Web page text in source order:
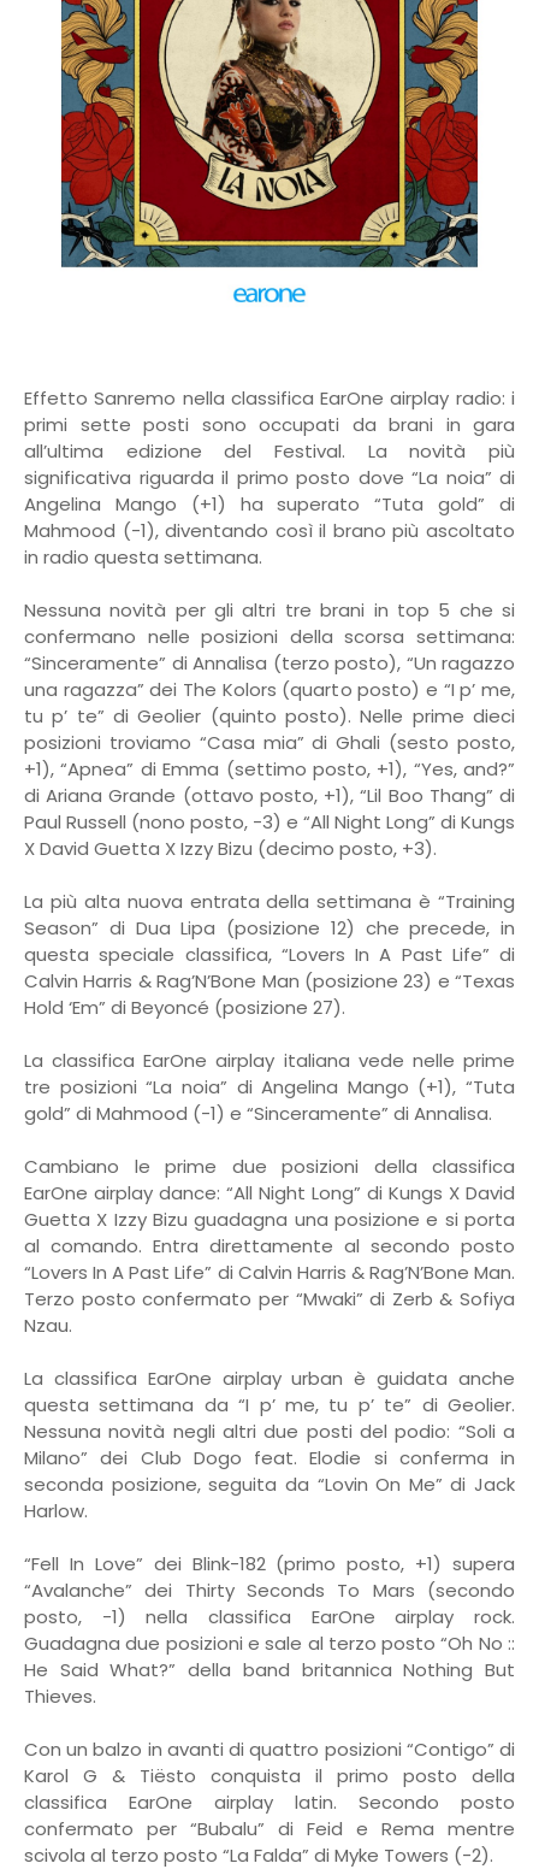
Effetto Sanremo nella classifica EarOne airplay radio: i
primi sette posti sono occupati da brani in gara
all’ultima edizione del Festival. La novità più
significativa riguarda il primo posto dove “La noia” di
Angelina Mango (+1) ha superato “Tuta gold” di
Mahmood (-1), diventando così il brano più ascoltato
in radio questa settimana.
Nessuna novità per gli altri tre brani in top 5 che si
confermano nelle posizioni della scorsa settimana:
“Sinceramente” di Annalisa (terzo posto), “Un ragazzo
una ragazza” dei The Kolors (quarto posto) e “I p’ me,
tu p’ te” di Geolier (quinto posto). Nelle prime dieci
posizioni troviamo “Casa mia” di Ghali (sesto posto,
+1), “Apnea” di Emma (settimo posto, +1), “Yes, and?”
di Ariana Grande (ottavo posto, +1), “Lil Boo Thang” di
Paul Russell (nono posto, -3) e “All Night Long” di Kungs
X David Guetta X Izzy Bizu (decimo posto, +3).
La più alta nuova entrata della settimana è “Training
Season” di Dua Lipa (posizione 12) che precede, in
questa speciale classifica, “Lovers In A Past Life” di
Calvin Harris & Rag’N’Bone Man (posizione 23) e “Texas
Hold ‘Em” di Beyoncé (posizione 27).
La classifica EarOne airplay italiana vede nelle prime
tre posizioni “La noia” di Angelina Mango (+1), “Tuta
gold” di Mahmood (-1) e “Sinceramente” di Annalisa.
Cambiano le prime due posizioni della classifica
EarOne airplay dance: “All Night Long” di Kungs X David
Guetta X Izzy Bizu guadagna una posizione e si porta
al comando. Entra direttamente al secondo posto
“Lovers In A Past Life” di Calvin Harris & Rag’N’Bone Man.
Terzo posto confermato per “Mwaki” di Zerb & Sofiya
Nzau.
La classifica EarOne airplay urban è guidata anche
questa settimana da “I p’ me, tu p’ te” di Geolier.
Nessuna novità negli altri due posti del podio: “Soli a
Milano” dei Club Dogo feat. Elodie si conferma in
seconda posizione, seguita da “Lovin On Me” di Jack
Harlow.
“Fell In Love” dei Blink-182 (primo posto, +1) supera
“Avalanche” dei Thirty Seconds To Mars (secondo
posto, -1) nella classifica EarOne airplay rock.
Guadagna due posizioni e sale al terzo posto “Oh No ::
He Said What?” della band britannica Nothing But
Thieves.
Con un balzo in avanti di quattro posizioni “Contigo” di
Karol G & Tiësto conquista il primo posto della
classifica EarOne airplay latin. Secondo posto
confermato per “Bubalu” di Feid e Rema mentre
scivola al terzo posto “La Falda” di Myke Towers (-2).